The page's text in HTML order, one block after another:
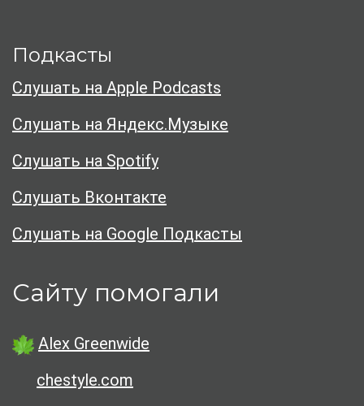
Подкасты
Слушать на Apple Podcasts
Слушать на Яндекс.Музыке
Слушать на Spotify
Слушать Вконтакте
Слушать на Google Подкасты
Сайту помогали
Alex Greenwide
chestyle.com